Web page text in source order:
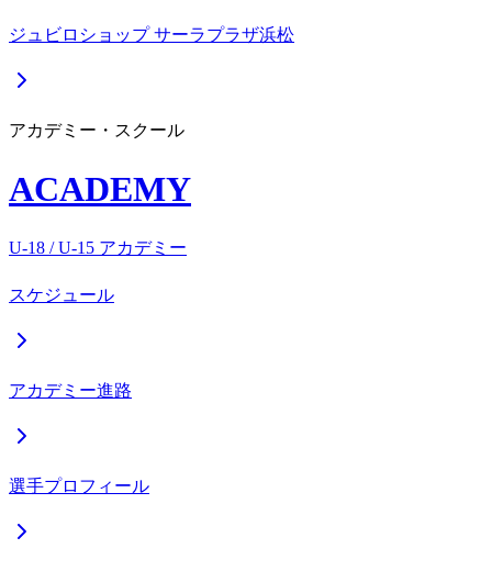
ジュビロショップ サーラプラザ浜松
アカデミー・スクール
ACADEMY
U-18 / U-15 アカデミー
スケジュール
アカデミー進路
選手プロフィール